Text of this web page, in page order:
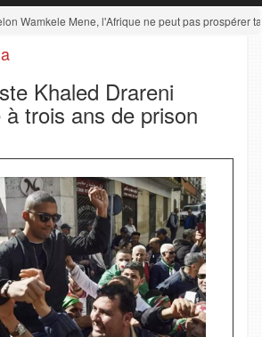
Mene, l'Afrique ne peut pas prospérer tant
Khaled Drareni
trois ans de prison